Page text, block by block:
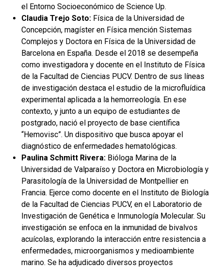
el Entorno Socioeconómico de Science Up.
Claudia Trejo Soto: Física de la Universidad de
Concepción, magíster en Física mención Sistemas
Complejos y Doctora en Física de la Universidad de
Barcelona en España. Desde el 2018 se desempeña
como investigadora y docente en el Instituto de Física
de la Facultad de Ciencias PUCV. Dentro de sus líneas
de investigación destaca el estudio de la microfluídica
experimental aplicada a la hemorreología. En ese
contexto, y junto a un equipo de estudiantes de
postgrado, nació el proyecto de base científica
“Hemovisc”. Un dispositivo que busca apoyar el
diagnóstico de enfermedades hematológicas.
Paulina Schmitt Rivera: Bióloga Marina de la
Universidad de Valparaíso y Doctora en Microbiología y
Parasitología de la Universidad de Montpellier en
Francia. Ejerce como docente en el Instituto de Biología
de la Facultad de Ciencias PUCV, en el Laboratorio de
Investigación de Genética e Inmunología Molecular. Su
investigación se enfoca en la inmunidad de bivalvos
acuícolas, explorando la interacción entre resistencia a
enfermedades, microorganismos y medioambiente
marino. Se ha adjudicado diversos proyectos